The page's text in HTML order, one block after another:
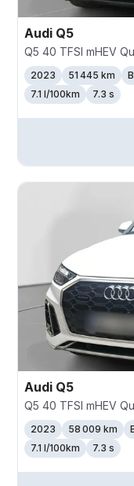
Audi Q5
Q5 40 TFSI mHEV
2023 51 445 km
7.1 l/100km
7.3 s
Audi Q5
Q5 40 TFSI mHEV
2023 58 009 km
7.1 l/100km
7.3 s